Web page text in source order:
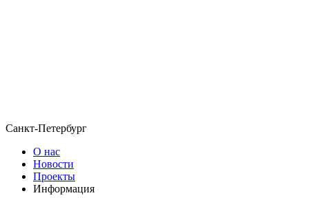
Санкт-Петербург
О нас
Новости
Проекты
Информация